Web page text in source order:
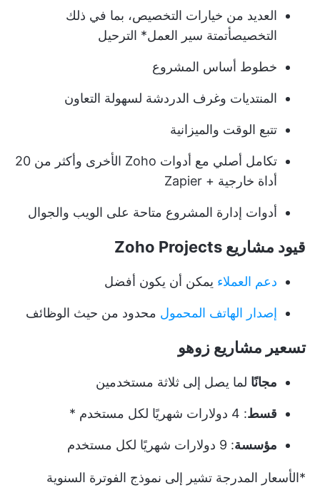
العديد من خيارات التخصيص، بما في ذلك
التخصيصأتمتة سير العمل* الترحيل
خطوط أساس المشروع
المنتديات وغرف الدردشة لسهولة التعاون
تتبع الوقت والميزانية
تكامل أصلي مع أدوات Zoho الأخرى وأكثر من 20
أداة خارجية + Zapier
أدوات إدارة المشروع متاحة على الويب والجوال
قيود مشاريع Zoho Projects
دعم العملاء يمكن أن يكون أفضل
إصدار الهاتف المحمول محدود من حيث الوظائف
تسعير مشاريع زوهو
مجانًا لما يصل إلى ثلاثة مستخدمين
قسط: 4 دولارات شهريًا لكل مستخدم *
مؤسسة: 9 دولارات شهريًا لكل مستخدم
*الأسعار المدرجة تشير إلى نموذج الفوترة السنوية